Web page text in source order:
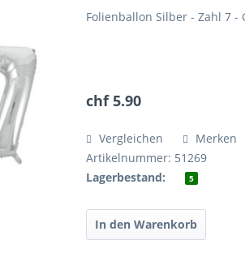
Folienballon Silber - Zahl 7 -
chf 5.90
Vergleichen
Merken
Artikelnummer: 51269
Lagerbestand:
5